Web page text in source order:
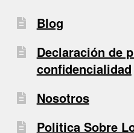
Blog
Declaración de
confidencialidad
Nosotros
Politica Sobre